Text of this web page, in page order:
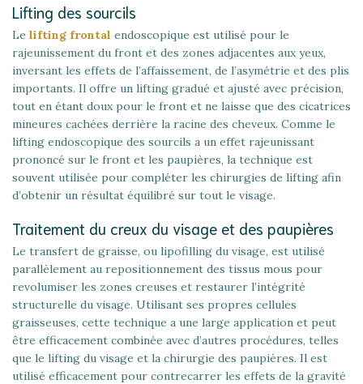
Lifting des sourcils
Le lifting frontal endoscopique est utilisé pour le
rajeunissement du front et des zones adjacentes aux yeux,
inversant les effets de l’affaissement, de l’asymétrie et des plis
importants. Il offre un lifting gradué et ajusté avec précision,
tout en étant doux pour le front et ne laisse que des cicatrices
mineures cachées derrière la racine des cheveux. Comme le
lifting endoscopique des sourcils a un effet rajeunissant
prononcé sur le front et les paupières, la technique est
souvent utilisée pour compléter les chirurgies de lifting afin
d’obtenir un résultat équilibré sur tout le visage.
Traitement du creux du visage et des paupières
Le transfert de graisse, ou lipofilling du visage, est utilisé
parallèlement au repositionnement des tissus mous pour
revolumiser les zones creuses et restaurer l’intégrité
structurelle du visage. Utilisant ses propres cellules
graisseuses, cette technique a une large application et peut
être efficacement combinée avec d’autres procédures, telles
que le lifting du visage et la chirurgie des paupières. Il est
utilisé efficacement pour contrecarrer les effets de la gravité